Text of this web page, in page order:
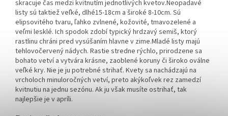
skracuje čas medzi kvitnutím jednotlivých kvetov.Neopadavé
listy sú taktiež veľké, dlhé15-18cm a široké 8-10cm. Sú
elipsovitého tvaru, ľahko zvlnené, kožovité, tmavozelené a
veľmi lesklé. Ich spodok zdobí typický hrdzavý semiš, ktorý
rastlinu chráni pred vysúšaním hlavne v zime.Mladé listy majú
tehlovočervený nádych. Rastie stredne rýchlo, prirodzene sa
bohato vetví a vytvára krásne, zaoblené koruny či široko oválne
veľké kry. Nie je ju potrebné strihať. Kvety sa nachádzajú na
vrcholoch minuloročných vetví, preto akýkoľvek rez zamedzí
kvitnutiu na jednu sezónu. Ak ju však musíte ostrihať, tak
najlepšie je v apríli.